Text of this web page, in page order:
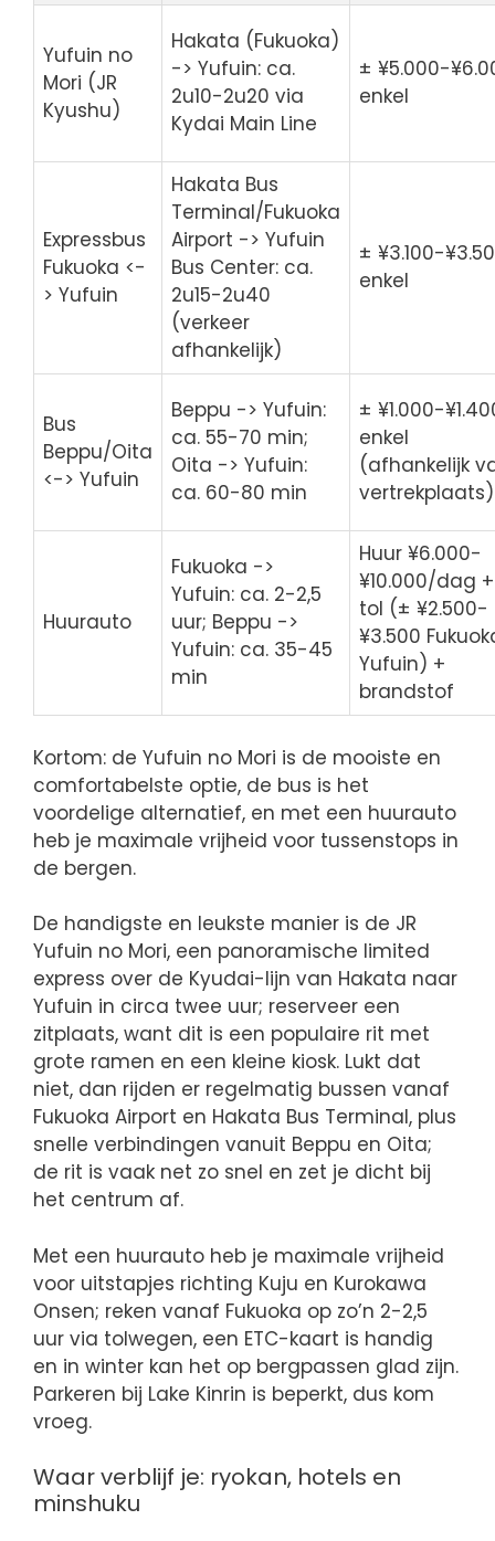
Yufuin no
Mori (JR
Kyushu)
Hakata (Fukuoka)
-> Yufuin: ca.
2u10-2u20 via
Kydai Main Line
± ¥5.000-
enkel
Expressbus
Fukuoka <-
> Yufuin
Hakata Bus
Terminal/Fukuoka
Airport -> Yufuin
Bus Center: ca.
2u15-2u40
(verkeer
afhankelijk)
± ¥3.100-
enkel
Bus
Beppu/Oita
<-> Yufuin
Beppu -> Yufuin:
ca. 55-70 min;
Oita -> Yufuin:
ca. 60-80 min
± ¥1.000-
enkel
(afhankelijk
vertrekplaats)
Huurauto
Fukuoka ->
Yufuin: ca. 2-2,5
uur; Beppu ->
Yufuin: ca. 35-45
min
Huur ¥6.000-
¥10.000/dag +
tol (± ¥2.500-
¥3.500
Yufuin) +
brandstof
Kortom: de Yufuin no Mori is de mooiste en
comfortabelste optie, de bus is het
voordelige alternatief, en met een huurauto
heb je maximale vrijheid voor tussenstops in
de bergen.
De handigste en leukste manier is de JR
Yufuin no Mori, een panoramische limited
express over de Kyudai-lijn van Hakata naar
Yufuin in circa twee uur; reserveer een
zitplaats, want dit is een populaire rit met
grote ramen en een kleine kiosk. Lukt dat
niet, dan rijden er regelmatig bussen vanaf
Fukuoka Airport en Hakata Bus Terminal, plus
snelle verbindingen vanuit Beppu en Oita;
de rit is vaak net zo snel en zet je dicht bij
het centrum af.
Met een huurauto heb je maximale vrijheid
voor uitstapjes richting Kuju en Kurokawa
Onsen; reken vanaf Fukuoka op zo’n 2-2,5
uur via tolwegen, een ETC-kaart is handig
en in winter kan het op bergpassen glad zijn.
Parkeren bij Lake Kinrin is beperkt, dus kom
vroeg.
Waar verblijf je: ryokan, hotels en
minshuku